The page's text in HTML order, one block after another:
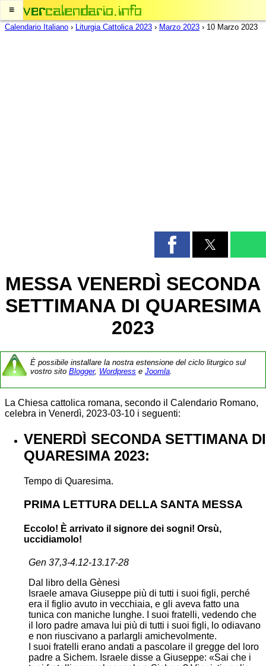
≡
Calendario Italiano › Liturgia Cattolica 2023 › Marzo 2023 › 10 Marzo 2023
MESSA VENERDÌ SECONDA
SETTIMANA DI QUARESIMA
2023
È possibile installare la nostra estensione del ciclo liturgico sul
vostro sito Blogger, Wordpress e Joomla.
La Chiesa cattolica romana, secondo il Calendario Romano,
celebra in Venerdì, 2023-03-10 i seguenti:
VENERDÌ SECONDA SETTIMANA DI
QUARESIMA 2023:
Tempo di Quaresima.
PRIMA LETTURA DELLA SANTA MESSA
Eccolo! È arrivato il signore dei sogni! Orsù,
uccidiamolo!
Gen 37,3-4.12-13.17-28
Dal libro della Gènesi
Israele amava Giuseppe più di tutti i suoi figli, perché
era il figlio avuto in vecchiaia, e gli aveva fatto una
tunica con maniche lunghe. I suoi fratelli, vedendo che
il loro padre amava lui più di tutti i suoi figli, lo odiavano
e non riuscivano a parlargli amichevolmente.
I suoi fratelli erano andati a pascolare il gregge del loro
padre a Sichem. Israele disse a Giuseppe: «Sai che i